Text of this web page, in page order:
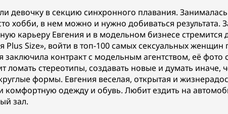
девочку в секцию синхронного плавания.
хобби, в нем можно и нужно добиваться результата.
карьеру Евгения и в модельном бизнесе стремится
Size», войти в топ-100 самых сексуальных
контракт с модельным агентством, её фото
ломать стереотипы, создавать новые и думать иначе,
формы. Евгения веселая, открытая и
комфортную одежду и обувь. Любит ездить на
зал.